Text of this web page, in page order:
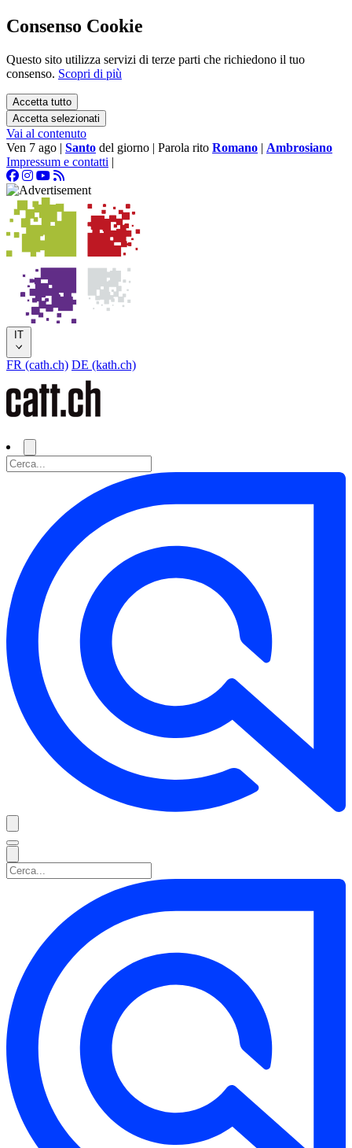
Consenso Cookie
Questo sito utilizza servizi di terze parti che richiedono il tuo
consenso. Scopri di più
Accetta tutto
Accetta selezionati
Vai al contenuto
Ven 7 ago | Santo del giorno | Parola rito Romano | Ambrosiano
Impressum e contatti |
IT
FR (cath.ch) DE (kath.ch)